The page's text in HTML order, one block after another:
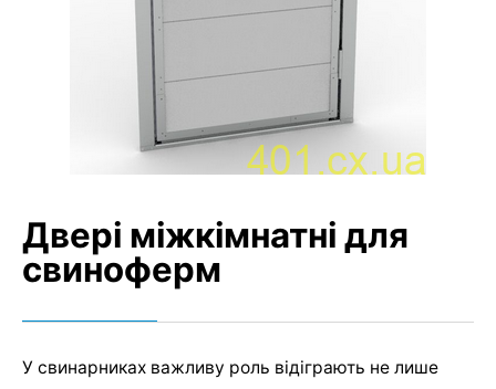
Двері міжкімнатні для
свиноферм
У свинарниках важливу роль відіграють не лише